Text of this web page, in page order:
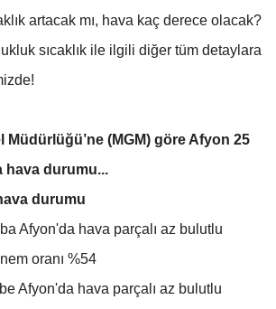
artacak mı, hava kaç derece olacak?
sıcaklık ile ilgili diğer tüm detaylara
Müdürlüğü’ne (MGM) göre Afyon 25
hava durumu...
durumu
Afyon'da hava parçalı az bulutlu
oranı %54
Afyon'da hava parçalı az bulutlu